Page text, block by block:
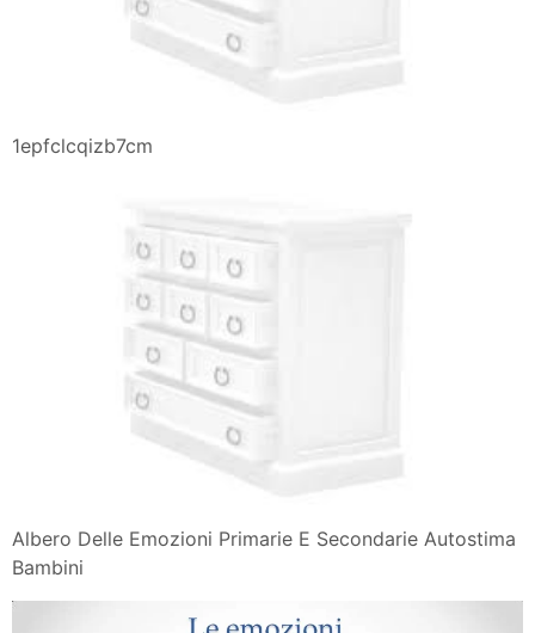
1epfclcqizb7cm
Albero Delle Emozioni Primarie E Secondarie Autostima
Bambini